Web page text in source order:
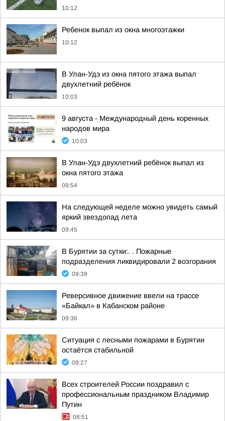
10:12
Ребенок выпал из окна многоэтажки
10:12
В Улан-Удэ из окна пятого этажа выпал
двухлетний ребёнок
10:03
9 августа - Международный день коренных
народов мира
10:03
В Улан-Удэ двухлетний ребёнок выпал из
окна пятого этажа
09:54
На следующей неделе можно увидеть самый
яркий звездопад лета
09:45
В Бурятии за сутки:. . Пожарные
подразделения ликвидировали 2 возгорания
09:39
Реверсивное движение ввели на трассе
«Байкал» в Кабанском районе
09:36
Ситуация с лесными пожарами в Бурятии
остаётся стабильной
09:27
Всех строителей России поздравил с
профессиональным праздником Владимир
Путин
08:51